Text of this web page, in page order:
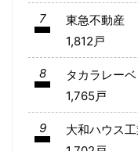
7
東急不動産
1,812戸
8
タカラレー
1,765戸
9
大和ハウス